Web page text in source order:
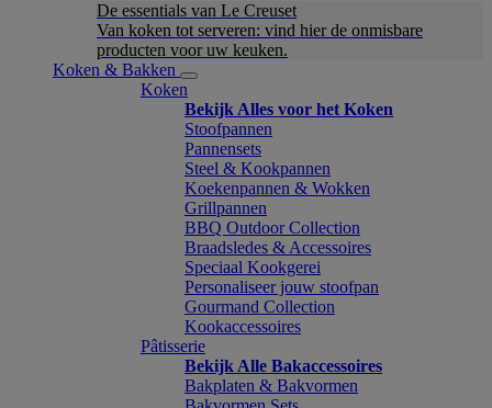
De essentials van Le Creuset
Van koken tot serveren: vind hier de onmisbare
producten voor uw keuken.
Koken & Bakken
Koken
Bekijk Alles voor het Koken
Stoofpannen
Pannensets
Steel & Kookpannen
Koekenpannen & Wokken
Grillpannen
BBQ Outdoor Collection
Braadsledes & Accessoires
Speciaal Kookgerei
Personaliseer jouw stoofpan
Gourmand Collection
Kookaccessoires
Pâtisserie
Bekijk Alle Bakaccessoires
Bakplaten & Bakvormen